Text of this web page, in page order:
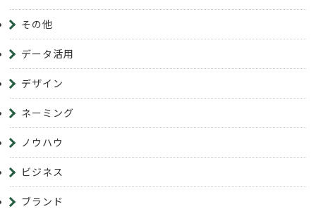
その他
データ活用
デザイン
ネーミング
ノウハウ
ビジネス
ブランド